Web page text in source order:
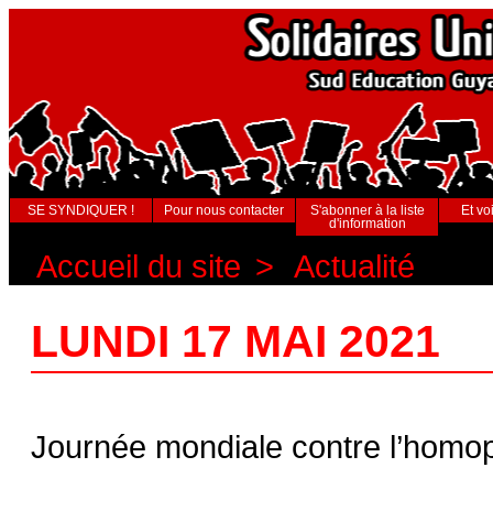
SE SYNDIQUER ! Pour nous contacter
S'abonner à la liste
d'information
Et
Accueil du site > Actualité
LUNDI 17 MAI 2021
Journée mondiale contre